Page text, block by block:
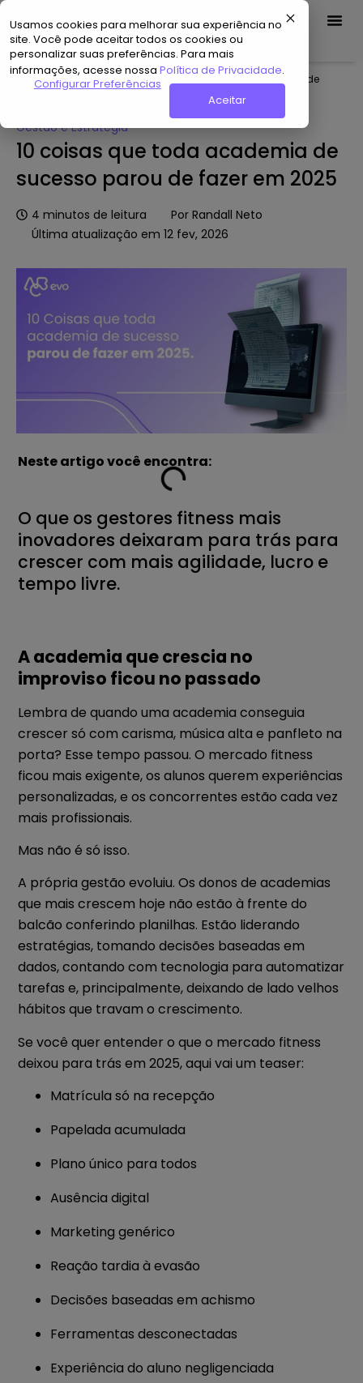
Usamos cookies para melhorar sua experiência no
site. Você pode aceitar todos os cookies ou
personalizar suas preferências. Para mais
informações, acesse nossa Política de Privacidade.
Configurar Preferências
Aceitar
Demo Grátis
Home»Hub de Conteúdo»10 coisas que toda academia de
Gestão e Estratégia
10 coisas que toda academia de
sucesso parou de fazer em 2025
4 minutos de leitura Por Randall Neto
Última atualização em 12 fev, 2026
Neste artigo você encontra:
O que os gestores fitness mais
inovadores deixaram para trás para
crescer com mais agilidade, lucro e
tempo livre.
A academia que crescia no
improviso ficou no passado
Lembra de quando uma academia conseguia
crescer só com carisma, música alta e panfleto na
porta? Esse tempo passou. O mercado fitness
ficou mais exigente, os alunos querem experiências
personalizadas, e os concorrentes estão cada vez
mais profissionais.
Mas não é só isso.
A própria gestão evoluiu. Os donos de academias
que mais crescem hoje não estão à frente do
balcão conferindo planilhas. Estão liderando
estratégias, tomando decisões baseadas em
dados, contando com tecnologia para automatizar
tarefas e, principalmente, deixando de lado velhos
hábitos que travam o crescimento.
Se você quer entender o que o mercado fitness
deixou para trás em 2025, aqui vai um teaser:
Matrícula só na recepção
Papelada acumulada
Plano único para todos
Ausência digital
Marketing genérico
Reação tardia à evasão
Decisões baseadas em achismo
Ferramentas desconectadas
Experiência do aluno negligenciada